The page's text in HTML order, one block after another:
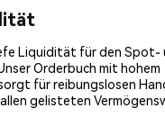
Liquidität für den Spot-
Orderbuch mit hohem
für reibungslosen
gelisteten